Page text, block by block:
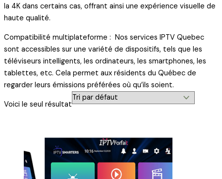
la 4K dans certains cas, offrant ainsi une expérience visuelle de
haute qualité.
Compatibilité multiplateforme : Nos services IPTV Quebec
sont accessibles sur une variété de dispositifs, tels que les
téléviseurs intelligents, les ordinateurs, les smartphones, les
tablettes, etc. Cela permet aux résidents du Québec de
regarder leurs émissions préférées où qu’ils soient.
Voici le seul résultat